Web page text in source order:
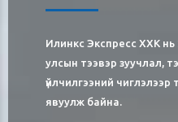
Илинкс Экспресс ХХК нь
улсын тээвэр зуучлал,
үйлчилгээний чиглэлээр
явуулж байна.